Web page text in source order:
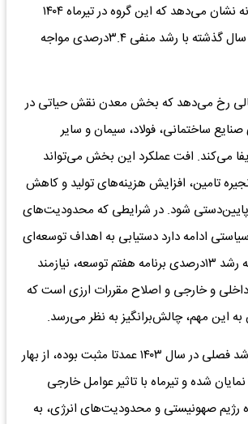
ناخالص داخلی ماهانه نشان می‌دهد که این گروه در تیرماه ۱۴۰۴
نسبت به ماه مشابه سال گذشته با رشد منفی ۳.۴درصدی مواجه
رخ می‌دهد که بخش معدن نقش حیاتی در
ساختمانی، فولاد، سیمان و سایر
می‌کند. افت عملکرد این بخش می‌تواند
تامین، افزایش هزینه‌های تولید و کاهش
شود. در شرایطی که محدودیت‌های
ادامه دارد دستیابی به اهداف توسعه‌ای
بخش معدن، از جمله رشد ۱۳درصدی برنامه هفتم توسعه، نیازمند
و خارجی و اصلاح مقررات ارزی است که
به این مهم، چالش‌برانگیز به نظر می‌رسد.
درحالی‌که نرخ‌های رشد فصلی در سال ۱۴۰۳ عمدتا مثبت بوده، از بهار
نمایان شده و تیرماه با تاثیر عوامل خارجی
تهاجم ۱۲روزه رژیم صهونیستی و محدودیت‌های انرژی، به